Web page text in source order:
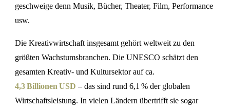
geschweige denn Musik, Bücher, Theater, Film, Performance
usw.
Die Kreativwirtschaft insgesamt gehört weltweit zu den
größten Wachstumsbranchen. Die UNESCO schätzt den
gesamten Kreativ- und Kultursektor auf ca.
4,3 Billionen USD – das sind rund 6,1 % der globalen
Wirtschaftsleistung. In vielen Ländern übertrifft sie sogar